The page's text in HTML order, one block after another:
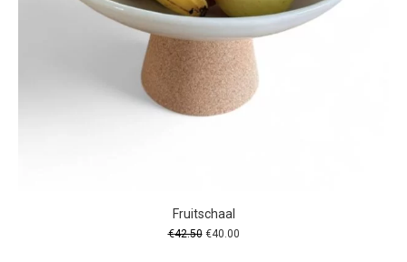
Fruitschaal
€42.50 Oorspronkelijke
€40.00Huidige